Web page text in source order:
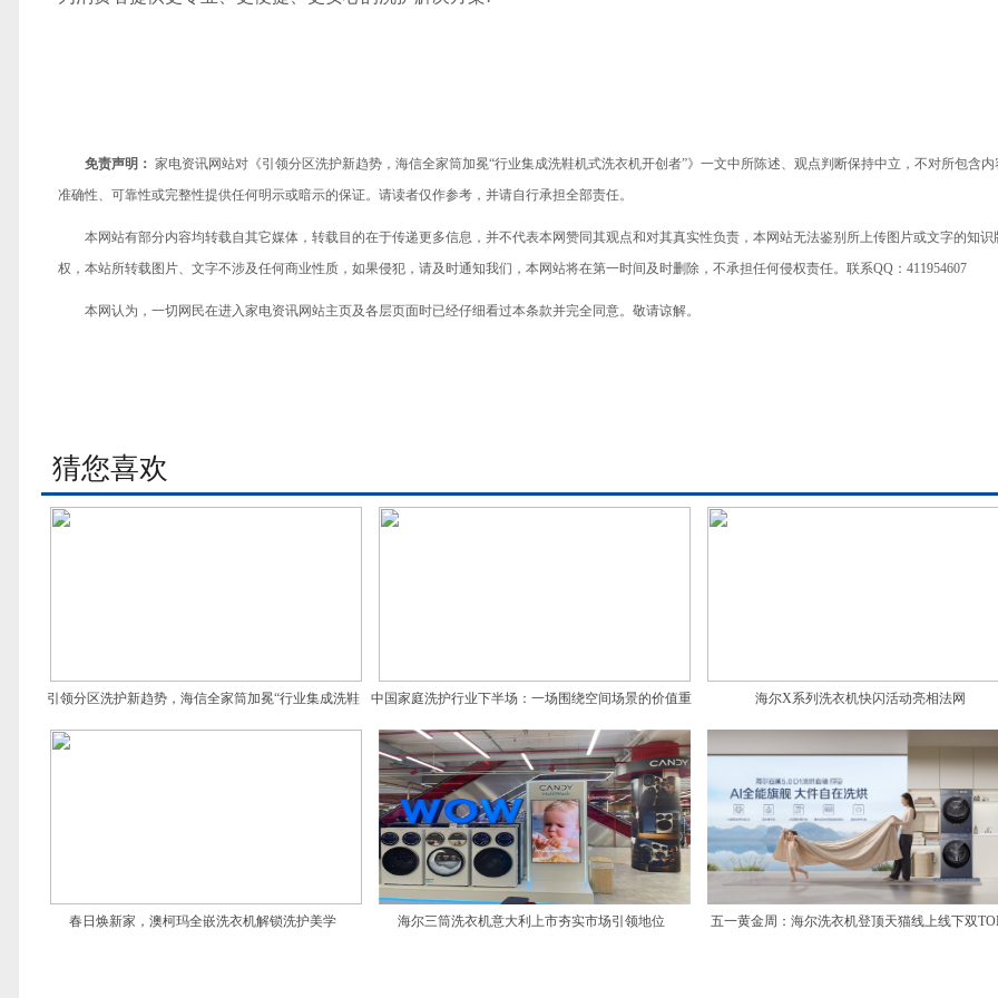
免责声明： 家电资讯网站对《引领分区洗护新趋势，海信全家筒加冕“行业集成洗鞋机式洗衣机开创者”》一文中所陈述、观点判断保持中立，不对所包含内
准确性、可靠性或完整性提供任何明示或暗示的保证。请读者仅作参考，并请自行承担全部责任。
本网站有部分内容均转载自其它媒体，转载目的在于传递更多信息，并不代表本网赞同其观点和对其真实性负责，本网站无法鉴别所上传图片或文字的知识
权，本站所转载图片、文字不涉及任何商业性质，如果侵犯，请及时通知我们，本网站将在第一时间及时删除，不承担任何侵权责任。联系QQ：411954607
本网认为，一切网民在进入家电资讯网站主页及各层页面时已经仔细看过本条款并完全同意。敬请谅解。
猜您喜欢
引领分区洗护新趋势，海信全家筒加冕“行业集成洗鞋
机式洗衣机开创者”
中国家庭洗护行业下半场：一场围绕空间场景的价值重
构
海尔X系列洗衣机快闪活动亮相法网
春日焕新家，澳柯玛全嵌洗衣机解锁洗护美学 海尔三筒洗衣机意大利上市夯实市场引领地位 五一黄金周：海尔洗衣机登顶天猫线上线下双